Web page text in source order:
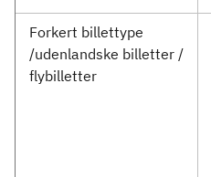
Forkert billettype
/udenlandske billetter /
flybilletter